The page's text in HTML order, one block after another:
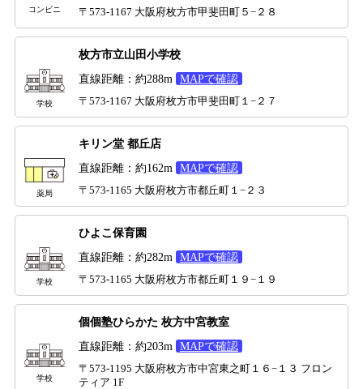
コンビニ 〒573-1167 大阪府枚方市甲斐田町５−２８
学校
枚方市立山田小学校
直線距離：約288m
MAPで確認
〒573-1167 大阪府枚方市甲斐田町１−２７
薬局
キリン堂 都丘店
直線距離：約162m
MAPで確認
〒573-1165 大阪府枚方市都丘町１−２３
学校
ひよこ保育園
直線距離：約282m
MAPで確認
〒573-1165 大阪府枚方市都丘町１９−１９
学校
個個塾ひらかた 枚方中宮教室
直線距離：約203m
MAPで確認
〒573-1195 大阪府枚方市中宮東之町１６−１３ フロン
ティア 1F